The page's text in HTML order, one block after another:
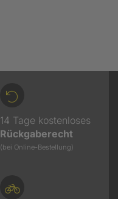
14 Tage kostenloses
Rückgaberecht
(bei Online-Bestellung)